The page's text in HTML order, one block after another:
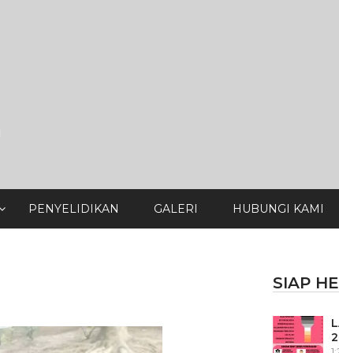
PENYELIDIKAN GALERI HUBUNGI KAMI
SIAP